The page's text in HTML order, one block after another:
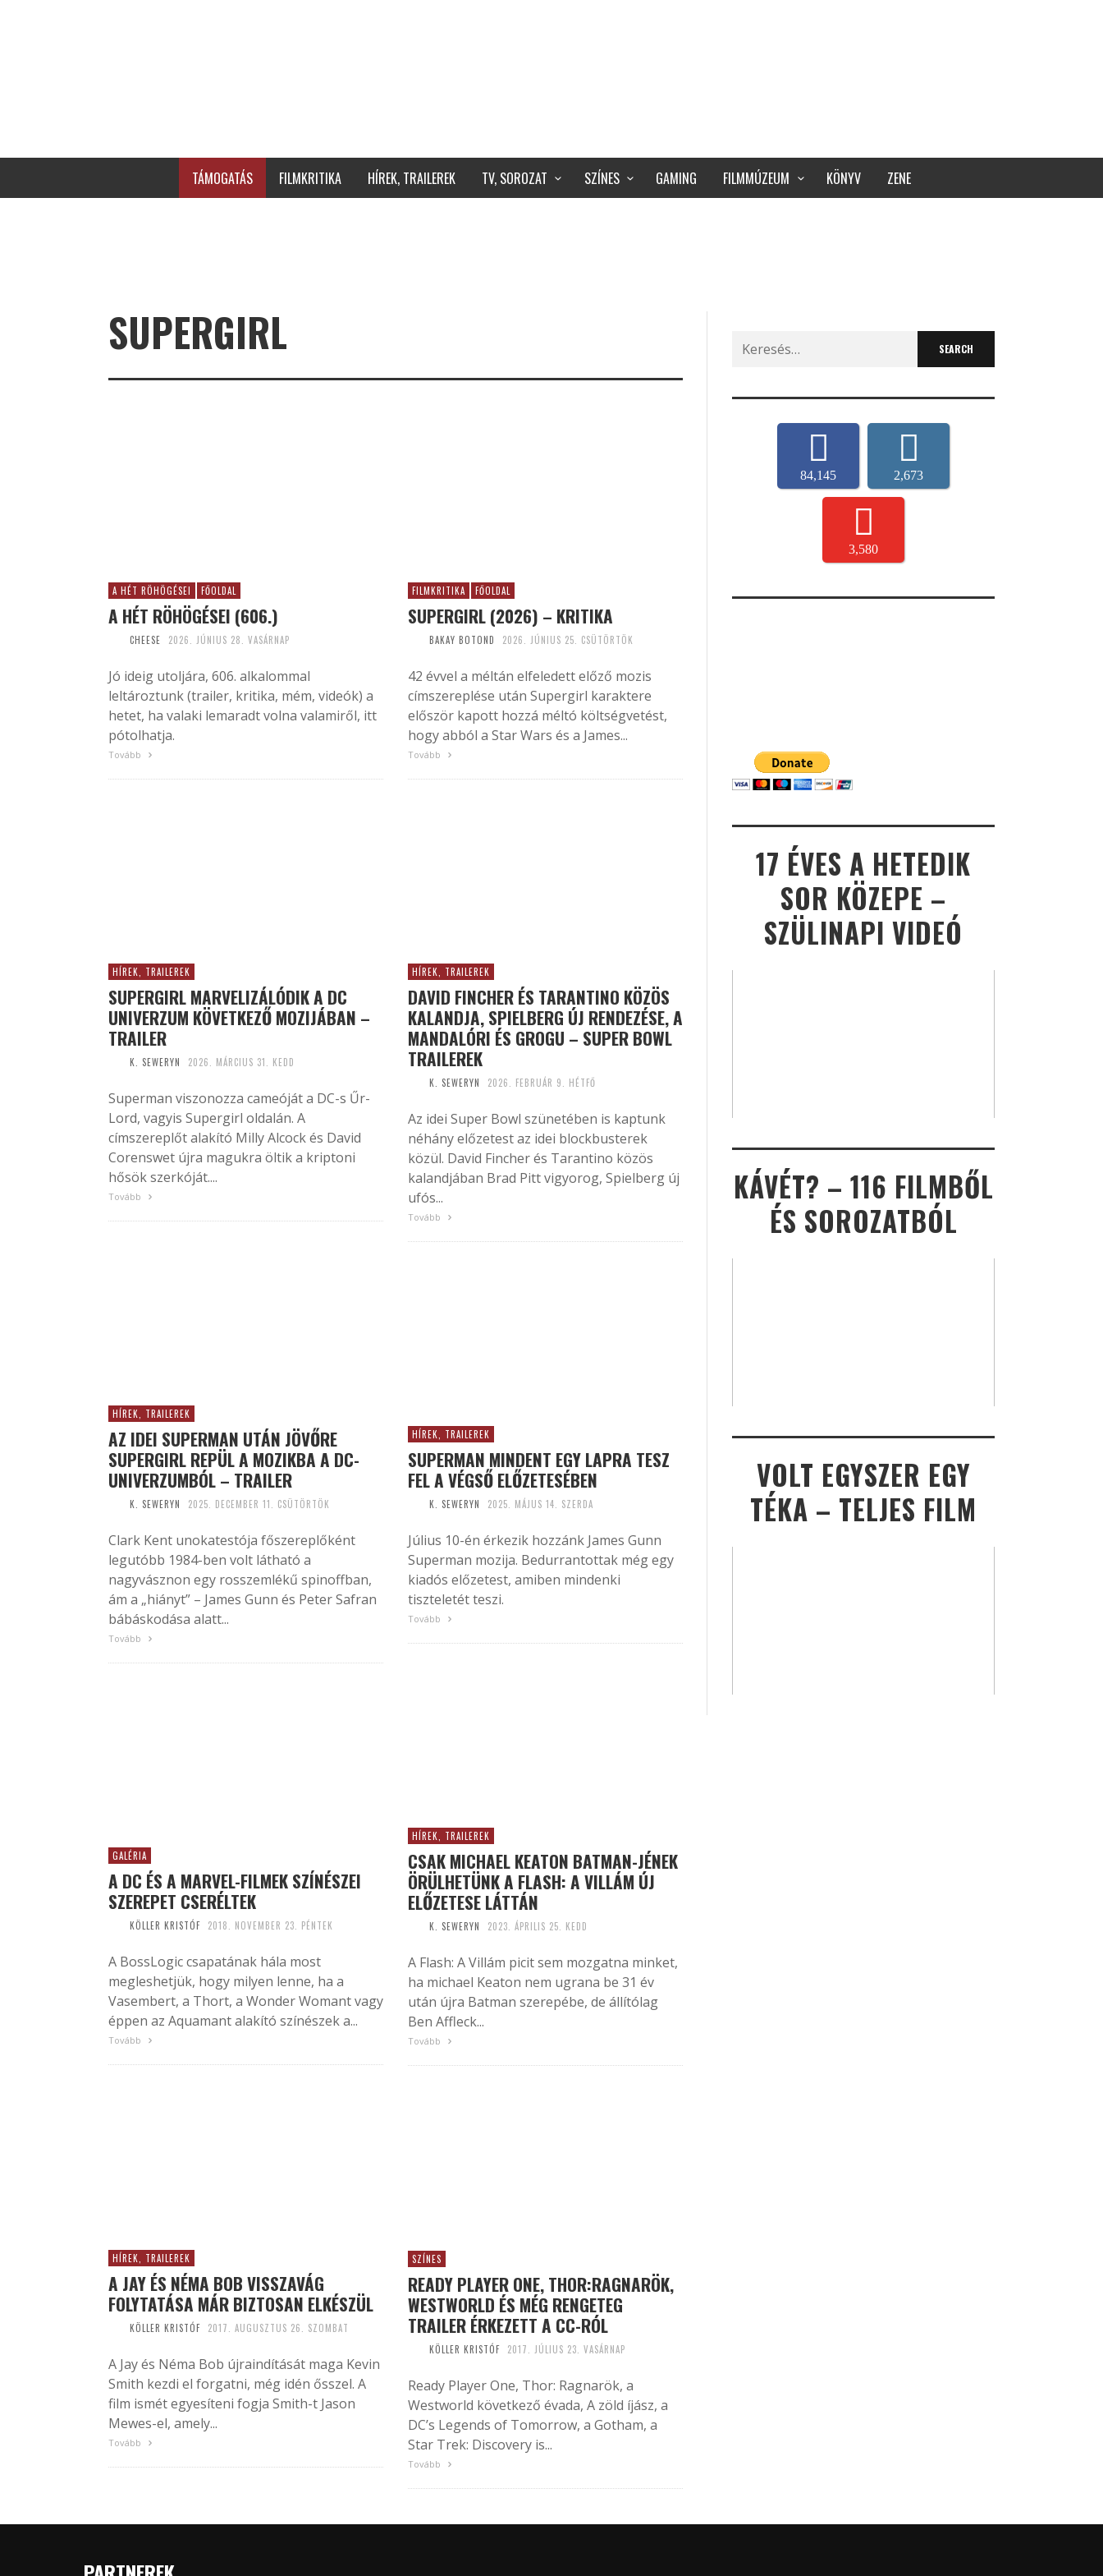
TÁMOGATÁS FILMKRITIKA HÍREK, TRAILEREK TV, SOROZAT SZÍNES GAMING FILMMÚZEUM KÖNYV ZENE
SUPERGIRL
A HÉT RÖHÖGÉSEI FŐOLDAL
A HÉT RÖHÖGÉSEI (606.)
CHEESE 2026. JÚNIUS 28. VASÁRNAP
Jó ideig utoljára, 606. alkalommal
leltároztunk (trailer, kritika, mém, videók) a
hetet, ha valaki lemaradt volna valamiről, itt
pótolhatja.
Tovább
FILMKRITIKA FŐOLDAL
SUPERGIRL (2026) – KRITIKA
BAKAY BOTOND 2026. JÚNIUS 25. CSÜTÖRTÖK
42 évvel a méltán elfeledett előző mozis
címszereplése után Supergirl karaktere
először kapott hozzá méltó költségvetést,
hogy abból a Star Wars és a James...
Tovább
HÍREK, TRAILEREK
SUPERGIRL MARVELIZÁLÓDIK A DC
UNIVERZUM KÖVETKEZŐ MOZIJÁBAN –
TRAILER
K. SEWERYN 2026. MÁRCIUS 31. KEDD
Superman viszonozza cameóját a DC-s Űr-
Lord, vagyis Supergirl oldalán. A
címszereplőt alakító Milly Alcock és David
Corenswet újra magukra öltik a kriptoni
hősök szerkóját....
Tovább
HÍREK, TRAILEREK
DAVID FINCHER ÉS TARANTINO KÖZÖS
KALANDJA, SPIELBERG ÚJ RENDEZÉSE, A
MANDALÓRI ÉS GROGU – SUPER BOWL
TRAILEREK
K. SEWERYN 2026. FEBRUÁR 9. HÉTFŐ
Az idei Super Bowl szünetében is kaptunk
néhány előzetest az idei blockbusterek
közül. David Fincher és Tarantino közös
kalandjában Brad Pitt vigyorog, Spielberg új
ufós...
Tovább
HÍREK, TRAILEREK
AZ IDEI SUPERMAN UTÁN JÖVŐRE
SUPERGIRL REPÜL A MOZIKBA A DC-
UNIVERZUMBÓL – TRAILER
K. SEWERYN 2025. DECEMBER 11. CSÜTÖRTÖK
Clark Kent unokatestója főszereplőként
legutóbb 1984-ben volt látható a
nagyvásznon egy rosszemlékű spinoffban,
ám a „hiányt” – James Gunn és Peter Safran
bábáskodása alatt...
Tovább
HÍREK, TRAILEREK
SUPERMAN MINDENT EGY LAPRA TESZ
FEL A VÉGSŐ ELŐZETESÉBEN
K. SEWERYN 2025. MÁJUS 14. SZERDA
Július 10-én érkezik hozzánk James Gunn
Superman mozija. Bedurrantottak még egy
kiadós előzetest, amiben mindenki
tiszteletét teszi.
Tovább
HÍREK, TRAILEREK
CSAK MICHAEL KEATON BATMAN-JÉNEK
ÖRÜLHETÜNK A FLASH: A VILLÁM ÚJ
ELŐZETESE LÁTTÁN
K. SEWERYN 2023. ÁPRILIS 25. KEDD
A Flash: A Villám picit sem mozgatna minket,
ha michael Keaton nem ugrana be 31 év
után újra Batman szerepébe, de állítólag
Ben Affleck...
Tovább
GALÉRIA
A DC ÉS A MARVEL-FILMEK SZÍNÉSZEI
SZEREPET CSERÉLTEK
KÖLLER KRISTÓF 2018. NOVEMBER 23. PÉNTEK
A BossLogic csapatának hála most
megleshetjük, hogy milyen lenne, ha a
Vasembert, a Thort, a Wonder Womant vagy
éppen az Aquamant alakító színészek a...
Tovább
HÍREK, TRAILEREK
A JAY ÉS NÉMA BOB VISSZAVÁG
FOLYTATÁSA MÁR BIZTOSAN ELKÉSZÜL
KÖLLER KRISTÓF 2017. AUGUSZTUS 26. SZOMBAT
A Jay és Néma Bob újraindítását maga Kevin
Smith kezdi el forgatni, még idén ősszel. A
film ismét egyesíteni fogja Smith-t Jason
Mewes-el, amely...
Tovább
SZÍNES
READY PLAYER ONE, THOR:RAGNARÖK,
WESTWORLD ÉS MÉG RENGETEG
TRAILER ÉRKEZETT A CC-RÓL
KÖLLER KRISTÓF 2017. JÚLIUS 23. VASÁRNAP
Ready Player One, Thor: Ragnarök, a
Westworld következő évada, A zöld íjász, a
DC’s Legends of Tomorrow, a Gotham, a
Star Trek: Discovery is...
Tovább
Search
for:
84,145 2,673
3,580
17 ÉVES A HETEDIK
SOR KÖZEPE –
SZÜLINAPI VIDEÓ
KÁVÉT? – 116 FILMBŐL
ÉS SOROZATBÓL
VOLT EGYSZER EGY
TÉKA – TELJES FILM